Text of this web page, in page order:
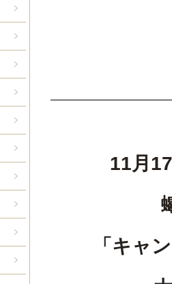
11月
「キャ